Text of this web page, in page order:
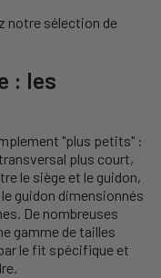
notre sélection de
: les
"plus petits" :
plus court,
le siège et le guidon,
guidon dimensionnés
De nombreuses
gamme de tailles
le fit spécifique et